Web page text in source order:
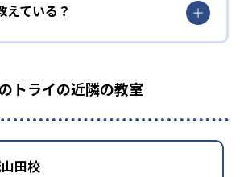
えている？
トライの近隣の教室
田校